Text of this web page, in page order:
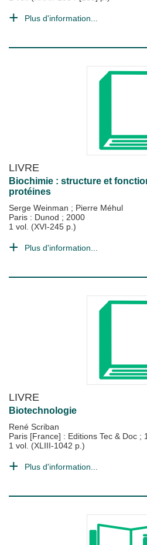
Plus d'information...
LIVRE
Biochimie : structure et
protéines
Serge Weinman ; Pierre Méhul
Paris : Dunod ; 2000
1 vol. (XVI-245 p.)
Plus d'information...
LIVRE
Biotechnologie
René Scriban
Paris [France] : Editions Tec & Doc ;
1 vol. (XLIII-1042 p.)
Plus d'information...